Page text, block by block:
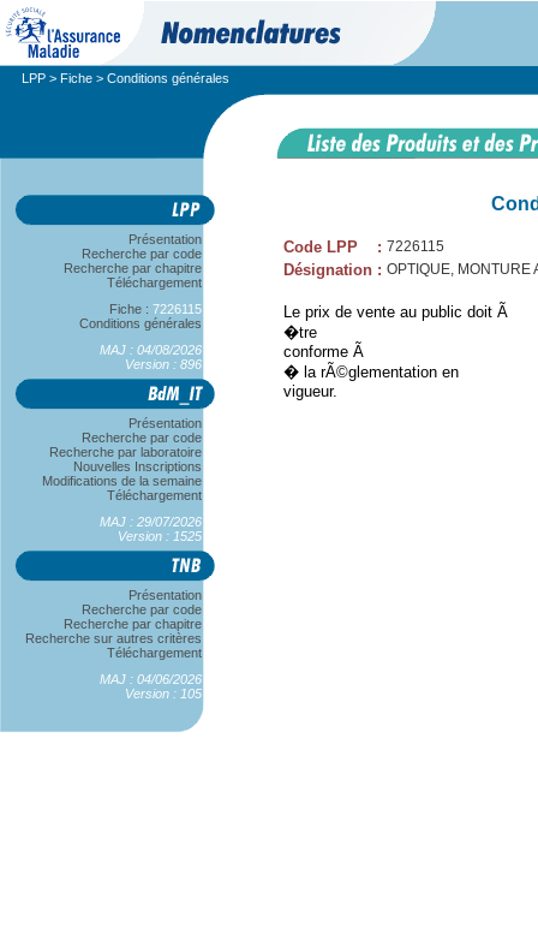
LPP > Fiche > Conditions générales
Présentation
Recherche par code
Recherche par chapitre
Téléchargement
Fiche : 7226115
Conditions générales
MAJ : 04/08/2026
Version : 896
Présentation
Recherche par code
Recherche par laboratoire
Nouvelles Inscriptions
Modifications de la semaine
Téléchargement
MAJ : 29/07/2026
Version : 1525
Présentation
Recherche par code
Recherche par chapitre
Recherche sur autres critères
Téléchargement
MAJ : 04/06/2026
Version : 105
Code LPP : 7226115
Désignation : OPTIQUE, MONTURE
Le prix de vente au public doit Ã
�tre
conforme Ã
� la rÃ©glementation en
vigueur.